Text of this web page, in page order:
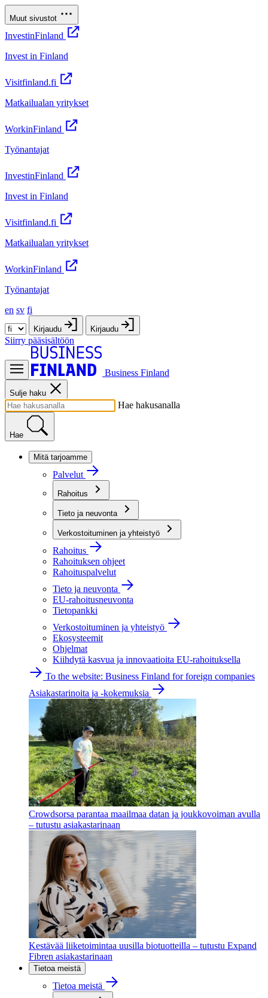
Muut sivustot
InvestinFinland
Invest in Finland
Visitfinland.fi
Matkailualan yritykset
WorkinFinland
Työnantajat
InvestinFinland
Invest in Finland
Visitfinland.fi
Matkailualan yritykset
WorkinFinland
Työnantajat
en sv fi
Kirjaudu Kirjaudu
Siirry pääsisältöön
Business Finland
Sulje haku
Hae hakusanalla
Hae
Mitä tarjoamme
Palvelut
Rahoitus
Tieto ja neuvonta
Verkostoituminen ja yhteistyö
Rahoitus
Rahoituksen ohjeet
Rahoituspalvelut
Tieto ja neuvonta
EU-rahoitusneuvonta
Tietopankki
Verkostoituminen ja yhteistyö
Ekosysteemit
Ohjelmat
Kiihdytä kasvua ja innovaatioita EU-rahoituksella
To the website: Business Finland for foreign companies
Asiakastarinoita ja -kokemuksia
Crowdsorsa parantaa maailmaa datan ja joukkovoiman avulla
– tutustu asiakastarinaan
Kestävää liiketoimintaa uusilla biotuotteilla – tutustu Expand
Fibren asiakastarinaan
Tietoa meistä
Tietoa meistä